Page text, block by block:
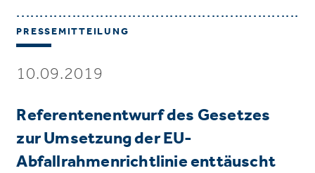
PRESSEMITTEILUNG
10.09.2019
Referentenentwurf des Gesetzes
zur Umsetzung der EU-
Abfallrahmenrichtlinie enttäuscht